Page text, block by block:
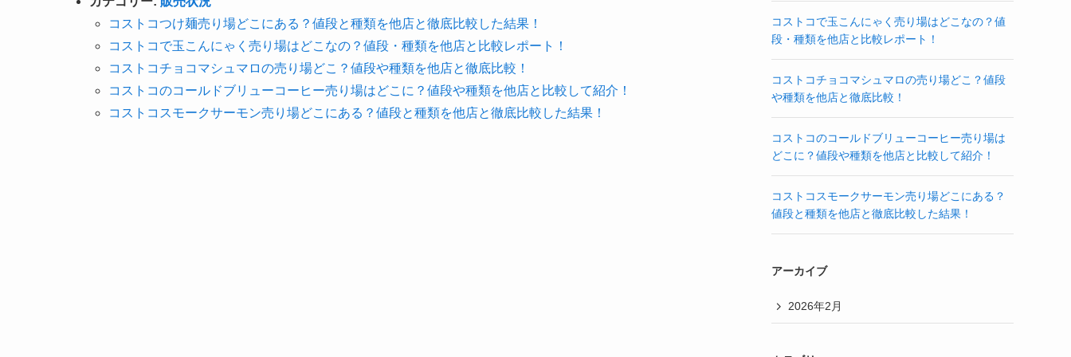
コストコつけ麺売り場どこにある？値段と種類を他店と徹底比較した結果！
コストコで玉こんにゃく売り場はどこなの？値段・種類を他店と比較レポート！
コストコチョコマシュマロの売り場どこ？値段や種類を他店と徹底比較！
コストコのコールドブリューコーヒー売り場はどこに？値段や種類を他店と比較して紹介！
コストコスモークサーモン売り場どこにある？値段と種類を他店と徹底比較した結果！
コストコで玉こんにゃく売り場はどこなの？値
段・種類を他店と比較レポート！
コストコチョコマシュマロの売り場どこ？値段
や種類を他店と徹底比較！
コストコのコールドブリューコーヒー売り場は
どこに？値段や種類を他店と比較して紹介！
コストコスモークサーモン売り場どこにある？
値段と種類を他店と徹底比較した結果！
アーカイブ
2026年2月